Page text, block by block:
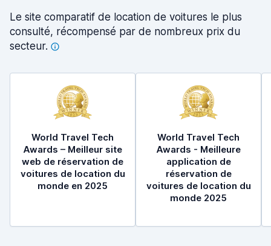
Le site comparatif de location de voitures le plus
consulté, récompensé par de nombreux prix du
secteur.
World Travel Tech
Awards – Meilleur site
web de réservation de
voitures de location du
monde en 2025
World Travel Tech
Awards - Meilleure
application de
réservation de
voitures de location du
monde 2025